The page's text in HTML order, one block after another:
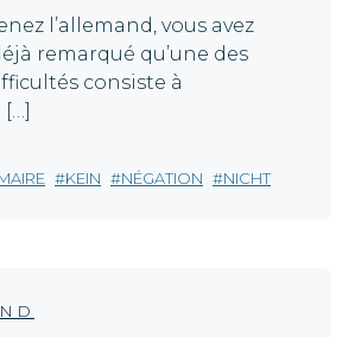
l’allemand, vous avez
remarqué qu’une des
consiste à
KEIN NÉGATION NICHT